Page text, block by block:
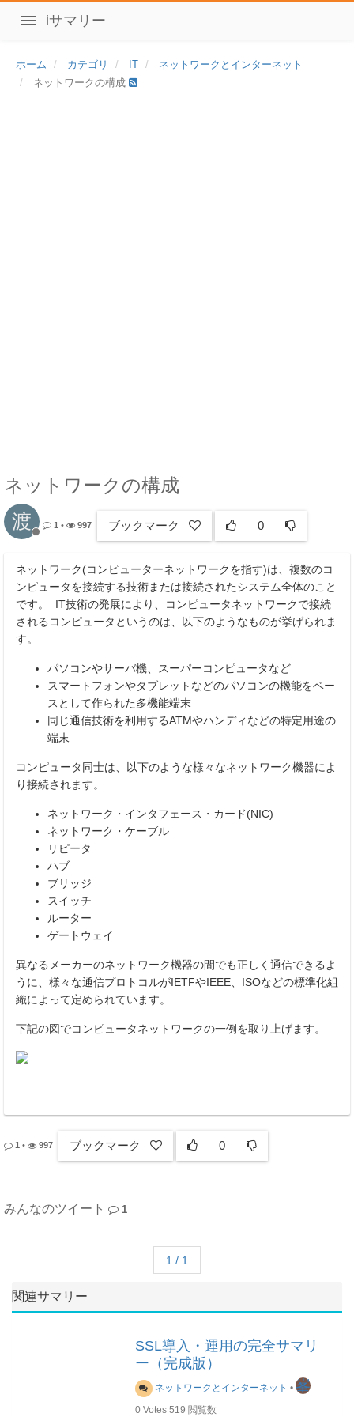
iサマリー
ホーム カテゴリ IT
ネットワークとインターネット
ネットワークの構成
ネットワークの構成
渡 1 • 997 ブックマーク 0
ネットワーク(コンピューターネットワークを指す)は、複数のコ
ンピュータを接続する技術または接続されたシステム全体のこと
です。 IT技術の発展により、コンピュータネットワークで接続
されるコンピュータというのは、以下のようなものが挙げられま
す。
パソコンやサーバ機、スーパーコンピュータなど
スマートフォンやタブレットなどのパソコンの機能をベー
スとして作られた多機能端末
同じ通信技術を利用するATMやハンディなどの特定用途の
端末
コンピュータ同士は、以下のような様々なネットワーク機器によ
り接続されます。
ネットワーク・インタフェース・カード(NIC)
ネットワーク・ケーブル
リピータ
ハブ
ブリッジ
スイッチ
ルーター
ゲートウェイ
異なるメーカーのネットワーク機器の間でも正しく通信できるよ
うに、様々な通信プロトコルがIETFやIEEE、ISOなどの標準化組
織によって定められています。
下記の図でコンピュータネットワークの一例を取り上げます。
1 • 997 ブックマーク 0
みんなのツイート 1
1 / 1
関連サマリー
SSL導入・運用の完全サマリ
ー（完成版）
ネットワークとインターネット • 峯
0 Votes 519 閲覧数